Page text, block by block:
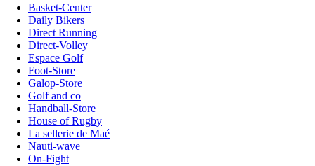
Basket-Center
Daily Bikers
Direct Running
Direct-Volley
Espace Golf
Foot-Store
Galop-Store
Golf and co
Handball-Store
House of Rugby
La sellerie de Maé
Nauti-wave
On-Fight